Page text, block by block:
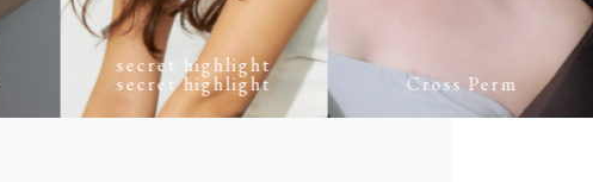
secret highlight
secret highlight Cross Perm